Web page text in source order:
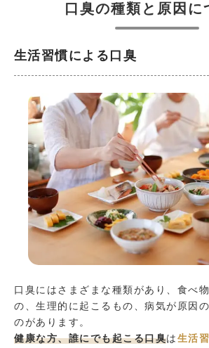
口臭の種類と原因に
生活習慣による口臭
口臭にはさまざまな種類があり、食べ
の、生理的に起こるもの、病気が原因
のがあります。
健康な方、誰にでも起こる口臭は生活